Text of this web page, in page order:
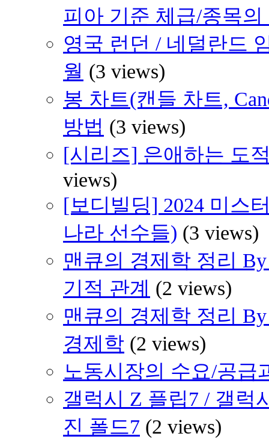
피아 기준 체급/종목의
영국 런던 / 네덜란드
월 (3 views)
봉 차트(캔들 차트,
방법 (3 views)
[시리즈] 은애하는 도
views)
[보디빌딩] 2024 미스
나라 선수들) (3 views)
맨큐의 경제학 정리
기적 관계 (2 views)
맨큐의 경제학 정리
경제학 (2 views)
노동시장의 수요/공급
갤럭시 Z 플립7 / 갤럭
진 폴드7 (2 views)